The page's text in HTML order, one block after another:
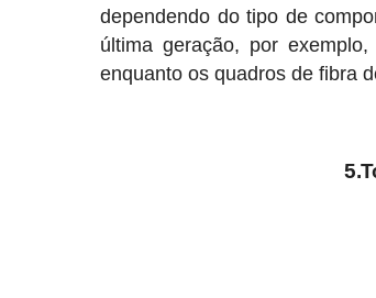
dependendo do tipo de
última geração, por
enquanto os quadros de fibra